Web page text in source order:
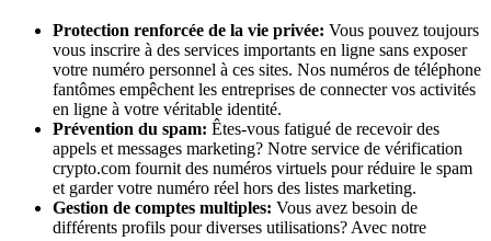
Protection renforcée de la vie privée: Vous pouvez toujours
vous inscrire à des services importants en ligne sans exposer
votre numéro personnel à ces sites. Nos numéros de téléphone
fantômes empêchent les entreprises de connecter vos activités
en ligne à votre véritable identité.
Prévention du spam: Êtes-vous fatigué de recevoir des
appels et messages marketing? Notre service de vérification
crypto.com fournit des numéros virtuels pour réduire le spam
et garder votre numéro réel hors des listes marketing.
Gestion de comptes multiples: Vous avez besoin de
différents profils pour diverses utilisations? Avec notre